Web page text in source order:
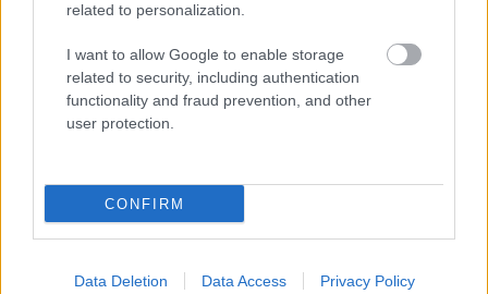
related to personalization.
I want to allow Google to enable storage
related to security, including authentication
functionality and fraud prevention, and other
user protection.
CONFIRM
Data Deletion Data Access Privacy Policy
én nagy mennyiségben vagyok zöldség- és
gyümölcsfogysztó, de sajnos vennem kell, kert van,
de kicsi :(
és nem tudhatom, mivel permetezik és gyorsítják az
érést, én már ha akarnék, sem tudnék olyan
egészségesen élni :(
laspalmas
16 éve
@anarcho78: